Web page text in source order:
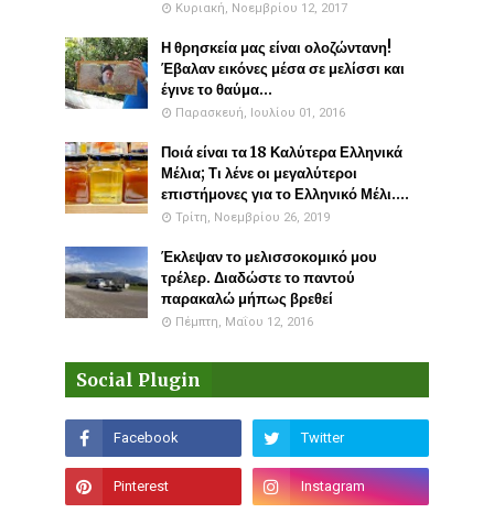
Κυριακή, Νοεμβρίου 12, 2017
Η θρησκεία μας είναι ολοζώντανη!
Έβαλαν εικόνες μέσα σε μελίσσι και
έγινε το θαύμα...
Παρασκευή, Ιουλίου 01, 2016
Ποιά είναι τα 18 Καλύτερα Ελληνικά
Μέλια; Τι λένε οι μεγαλύτεροι
επιστήμονες για το Ελληνικό Μέλι....
Τρίτη, Νοεμβρίου 26, 2019
Έκλεψαν το μελισσοκομικό μου
τρέλερ. Διαδώστε το παντού
παρακαλώ μήπως βρεθεί
Πέμπτη, Μαΐου 12, 2016
Social Plugin